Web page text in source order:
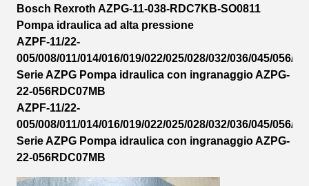
Bosch Rexroth AZPG-11-038-RDC7KB-SO0811
Pompa idraulica ad alta pressione
AZPF-11/22-
005/008/011/014/016/019/022/025/028/032/036/045/056/
Serie AZPG Pompa idraulica con ingranaggio AZPG-
22-056RDC07MB
AZPF-11/22-
005/008/011/014/016/019/022/025/028/032/036/045/056/
Serie AZPG Pompa idraulica con ingranaggio AZPG-
22-056RDC07MB